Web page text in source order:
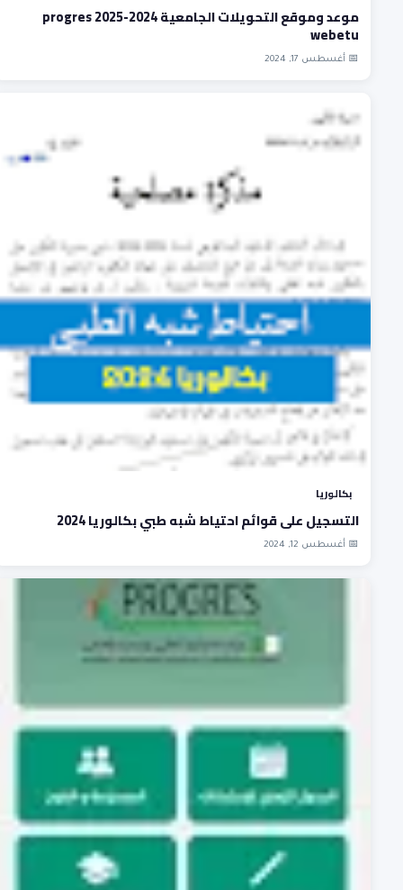
موعد وموقع التحويلات الجامعية 2024-2025 progres
webetu
📅 أغسطس 17, 2024
بكالوريا
التسجيل على قوائم احتياط شبه طبي بكالوريا 2024
📅 أغسطس 12, 2024